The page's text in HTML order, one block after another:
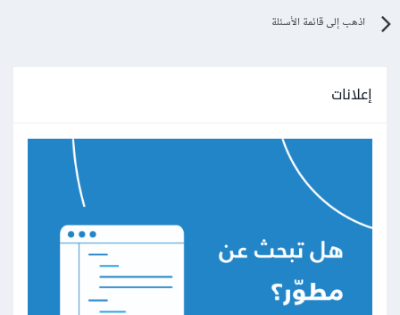
اذهب إلى قائمة الأسئلة
إعلانات